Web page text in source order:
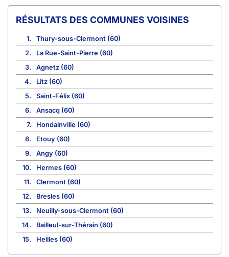
COMMUNES VOISINES
1.
Thury-sous-Clermont (60)
2.
La Rue-Saint-Pierre (60)
3.
Agnetz (60)
4.
Litz (60)
5.
Saint-Félix (60)
6.
Ansacq (60)
7.
Hondainville (60)
8.
Etouy (60)
9.
Angy (60)
10.
Hermes (60)
11.
Clermont (60)
12.
Bresles (60)
13.
Neuilly-sous-Clermont (60)
14.
Bailleul-sur-Thérain (60)
15.
Heilles (60)